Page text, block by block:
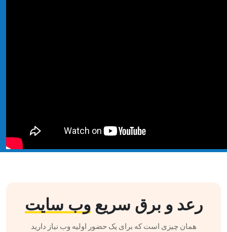
رعد و برق سریعوب سایت
همان چیزی است که برای یک حضور اولیه وب نیاز دارید